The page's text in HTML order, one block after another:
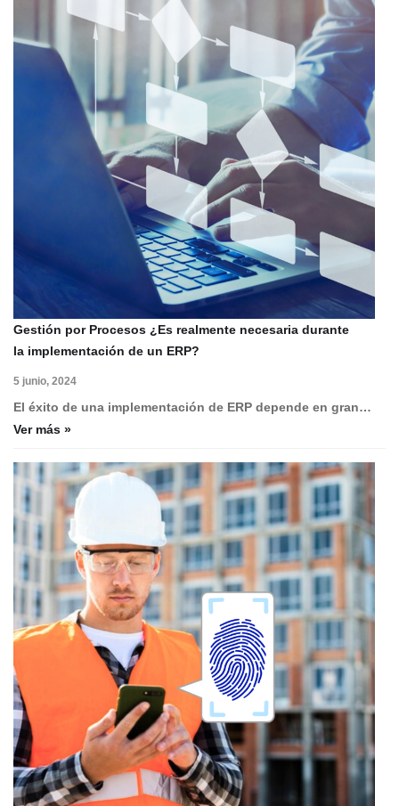
Gestión por Procesos ¿Es realmente necesaria durante
la implementación de un ERP?
5 junio, 2024
El éxito de una implementación de ERP depende en gran…
Ver más »